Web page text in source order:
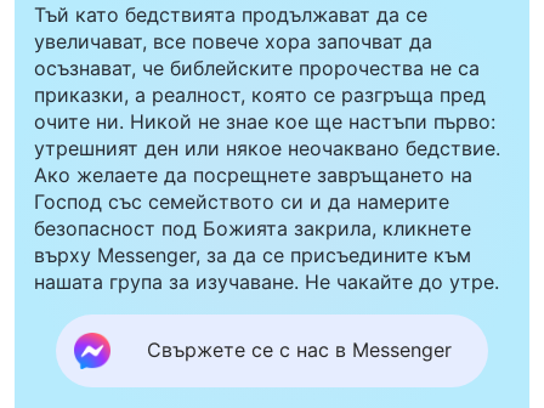
Тъй като бедствията продължават да се
увеличават, все повече хора започват да
осъзнават, че библейските пророчества не са
приказки, а реалност, която се разгръща пред
очите ни. Никой не знае кое ще настъпи първо:
утрешният ден или някое неочаквано бедствие.
Ако желаете да посрещнете завръщането на
Господ със семейството си и да намерите
безопасност под Божията закрила, кликнете
върху Messenger, за да се присъедините към
нашата група за изучаване. Не чакайте до утре.
Свържете се с нас в Messenger